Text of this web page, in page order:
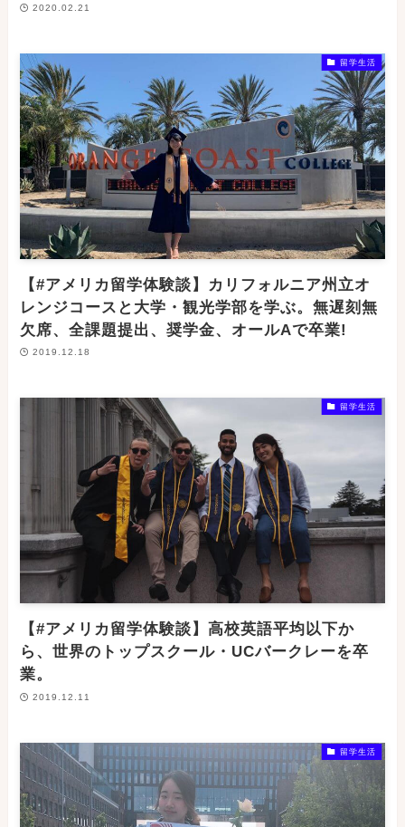
2020.02.21
留学生活
【#アメリカ留学体験談】カリフォルニア州立オ
レンジコースと大学・観光学部を学ぶ。無遅刻無
欠席、全課題提出、奨学金、オールAで卒業!
2019.12.18
留学生活
【#アメリカ留学体験談】高校英語平均以下か
ら、世界のトップスクール・UCバークレーを卒
業。
2019.12.11
留学生活